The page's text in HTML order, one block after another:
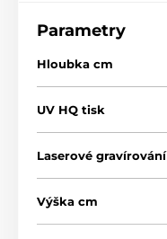
Parametry
Hloubka cm
UV HQ tisk
Laserové gravírování
Výška cm